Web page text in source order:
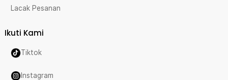
Lacak Pesanan
Ikuti Kami
Tiktok
Instagram